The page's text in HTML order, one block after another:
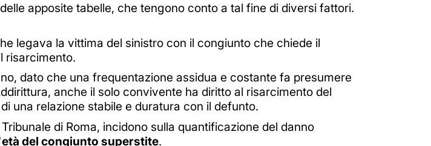
apposite tabelle, che tengono conto a tal fine di diversi fattori.
legava la vittima del sinistro con il congiunto che chiede il
risarcimento.
dato che una frequentazione assidua e costante fa presumere
anche il solo convivente ha diritto al risarcimento del
una relazione stabile e duratura con il defunto.
di Roma, incidono sulla quantificazione del danno
età del congiunto superstite.